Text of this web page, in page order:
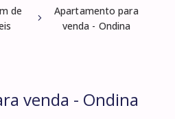
de
Apartamento para
venda - Ondina
venda - Ondina